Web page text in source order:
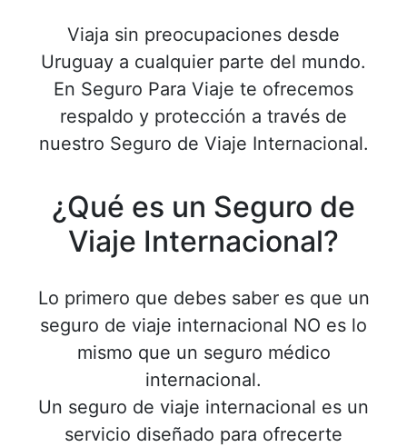
Viaja sin preocupaciones desde
Uruguay a cualquier parte del mundo.
En Seguro Para Viaje te ofrecemos
respaldo y protección a través de
nuestro Seguro de Viaje Internacional.
¿Qué es un Seguro de
Viaje Internacional?
Lo primero que debes saber es que un
seguro de viaje internacional NO es lo
mismo que un seguro médico
internacional.
Un seguro de viaje internacional es un
servicio diseñado para ofrecerte